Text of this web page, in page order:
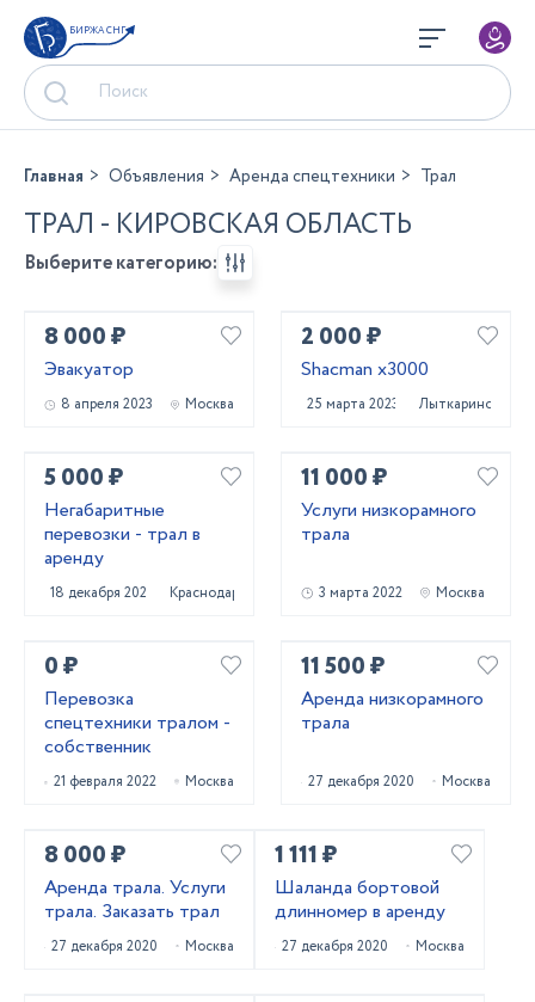
БИРЖА СНГ
Главная Объявления Аренда спецтехники Трал
ТРАЛ - КИРОВСКАЯ ОБЛАСТЬ
Выберите категорию:
8 000 ₽
Эвакуатор
8 апреля 2023 Москва
2 000 ₽
Shacman x3000
25 марта 2023 Лыткарино
5 000 ₽
Негабаритные
перевозки - трал в
аренду
18 декабря 2022 Краснодар
11 000 ₽
Услуги низкорамного
трала
3 марта 2022 Москва
0 ₽
Перевозка
спецтехники тралом -
собственник
21 февраля 2022 Москва
11 500 ₽
Аренда низкорамного
трала
27 декабря 2020 Москва
8 000 ₽
Аренда трала. Услуги
трала. Заказать трал
27 декабря 2020 Москва
1 111 ₽
Шаланда бортовой
длинномер в аренду
27 декабря 2020 Москва